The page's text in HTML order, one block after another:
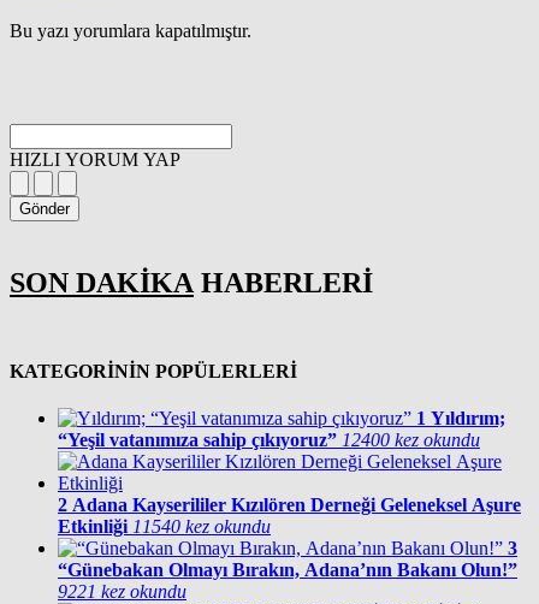
Bu yazı yorumlara kapatılmıştır.
HIZLI YORUM YAP
Gönder
SON DAKİKA HABERLERİ
KATEGORİNİN POPÜLERLERİ
1 Yıldırım;
“Yeşil vatanımıza sahip çıkıyoruz” 12400 kez okundu
2 Adana Kayserililer Kızılören Derneği Geleneksel Aşure
Etkinliği 11540 kez okundu
3
“Günebakan Olmayı Bırakın, Adana’nın Bakanı Olun!”
9221 kez okundu